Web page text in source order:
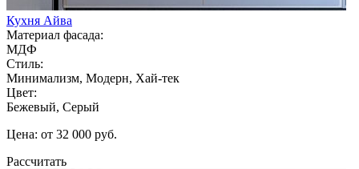
Кухня Айва
Материал фасада:
МДФ
Стиль:
Минимализм, Модерн, Хай-тек
Цвет:
Бежевый, Серый
Цена: от 32 000 руб.
Рассчитать